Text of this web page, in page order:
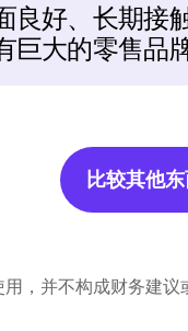
良好、长期接
大的零售品
比较其他
，并不构成财务建